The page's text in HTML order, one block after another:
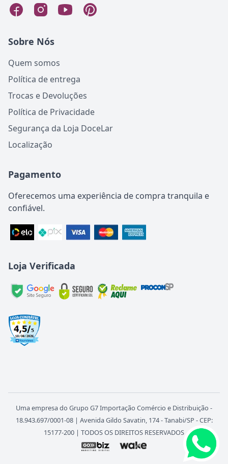
Sobre Nós
Quem somos
Política de entrega
Trocas e Devoluções
Política de Privacidade
Segurança da Loja DoceLar
Localização
Pagamento
Oferecemos uma experiência de compra tranquila e
confiável.
Loja Verificada
Uma empresa do Grupo G7 Importação Comércio e Distribuição -
18.943.697/0001-08 | Avenida Gildo Savatin, 174 - Tanabi/SP - CEP:
15177-200 | TODOS OS DIREITOS RESERVADOS